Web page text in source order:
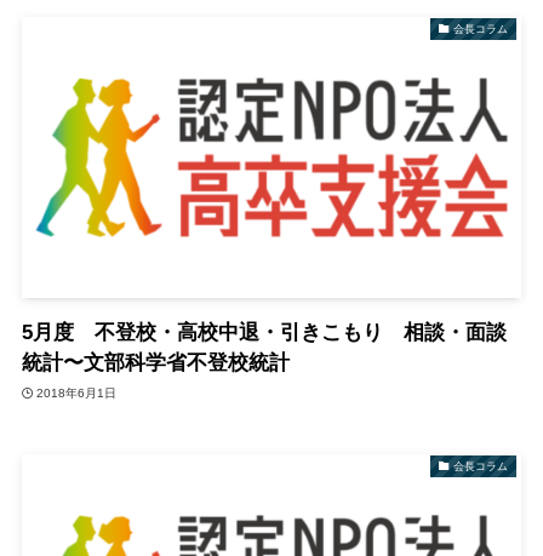
会長コラム
5月度 不登校・高校中退・引きこもり 相談・面談
統計〜文部科学省不登校統計
2018年6月1日
会長コラム